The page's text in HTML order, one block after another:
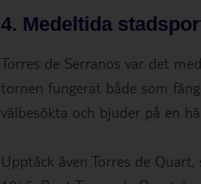
4. Medeltida
Torres de Serranos var det
tornen fungerat både som
välbesökta och bjuder på en
Upptäck även Torres de